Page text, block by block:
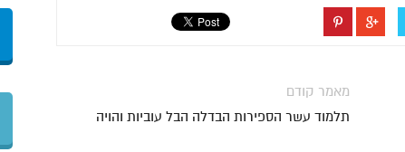
מאמר קודם
תלמוד עשר הספירות הבדלה הבל עוביות והויה